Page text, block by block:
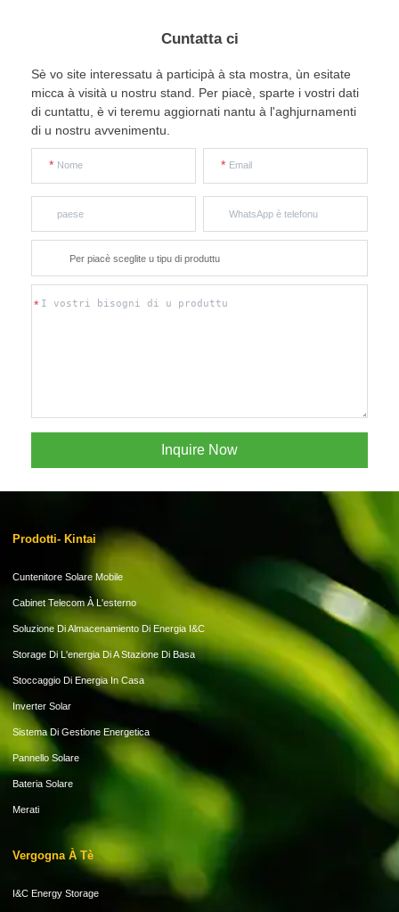
Cuntatta ci
Sè vo site interessatu à participà à sta mostra, ùn esitate
micca à visità u nostru stand. Per piacè, sparte i vostri dati
di cuntattu, è vi teremu aggiornati nantu à l'aghjurnamenti
di u nostru avvenimentu.
Per piacè sceglite u tipu di produttu
Inquire Now
Prodotti- Kintai
Cuntenitore Solare Mobile
Cabinet Telecom À L'esterno
Soluzione Di Almacenamiento Di Energia I&C
Storage Di L'energia Di A Stazione Di Basa
Stoccaggio Di Energia In Casa
Inverter Solar
Sistema Di Gestione Energetica
Pannello Solare
Bateria Solare
Merati
Vergogna À Tè
I&C Energy Storage
Cuntatta ci
adattanu megliu à i vostri bisogni.
Per piacè sceglite u tipu di produttu
Send Message